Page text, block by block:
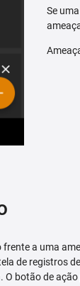
Se
a uma
de registros
botão de